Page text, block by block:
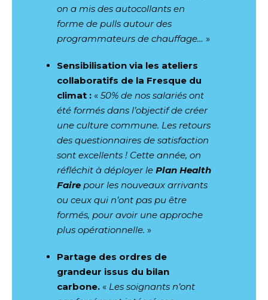
on a mis des autocollants en
forme de pulls autour des
programmateurs de chauffage… »
Sensibilisation via les ateliers
collaboratifs de la Fresque du
climat : « 50% de nos salariés ont
été formés dans l’objectif de créer
une culture commune. Les retours
des questionnaires de satisfaction
sont excellents ! Cette année, on
réfléchit à déployer le Plan Health
Fairepour les nouveaux arrivants
ou ceux qui n’ont pas pu être
formés, pour avoir une approche
plus opérationnelle. »
Partage des ordres de
grandeur issus du bilan
carbone.« Les soignants n’ont